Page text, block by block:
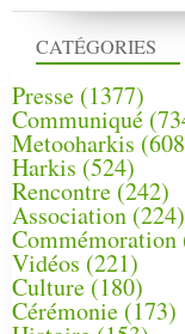
CATÉGORIES
Presse (1377)
Communiqué
Metooharkis
Harkis (524)
Rencontre (242)
Association (224)
Commémoration
Vidéos (221)
Culture(180)
Cérémonie (173)